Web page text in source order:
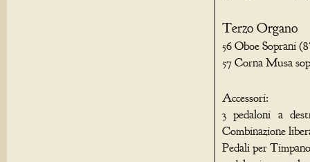
Terzo Organo
56 Oboe Soprani
57 Corna Musa
Accessori:
3 pedaloni a
Combinazione
Pedali per